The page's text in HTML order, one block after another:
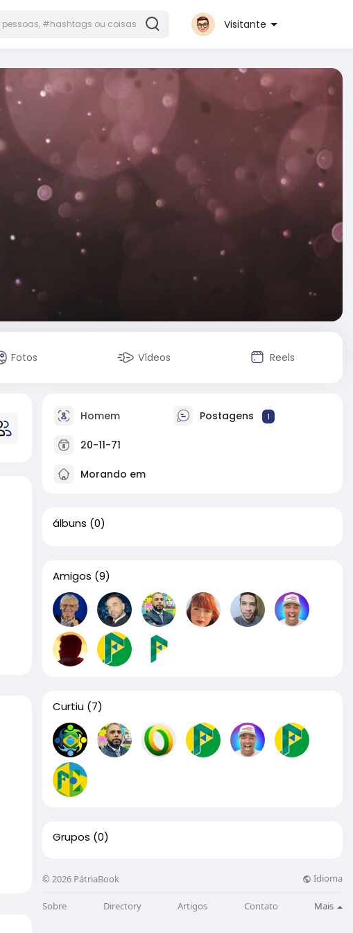
Visitante
Fotos Vídeos Reels
Homem Postagens 1
20-11-71
Morando em
álbuns (0)
Amigos (9)
Curtiu (7)
Grupos (0)
© 2026 PátriaBook Idioma
Sobre Directory Artigos Contato Mais